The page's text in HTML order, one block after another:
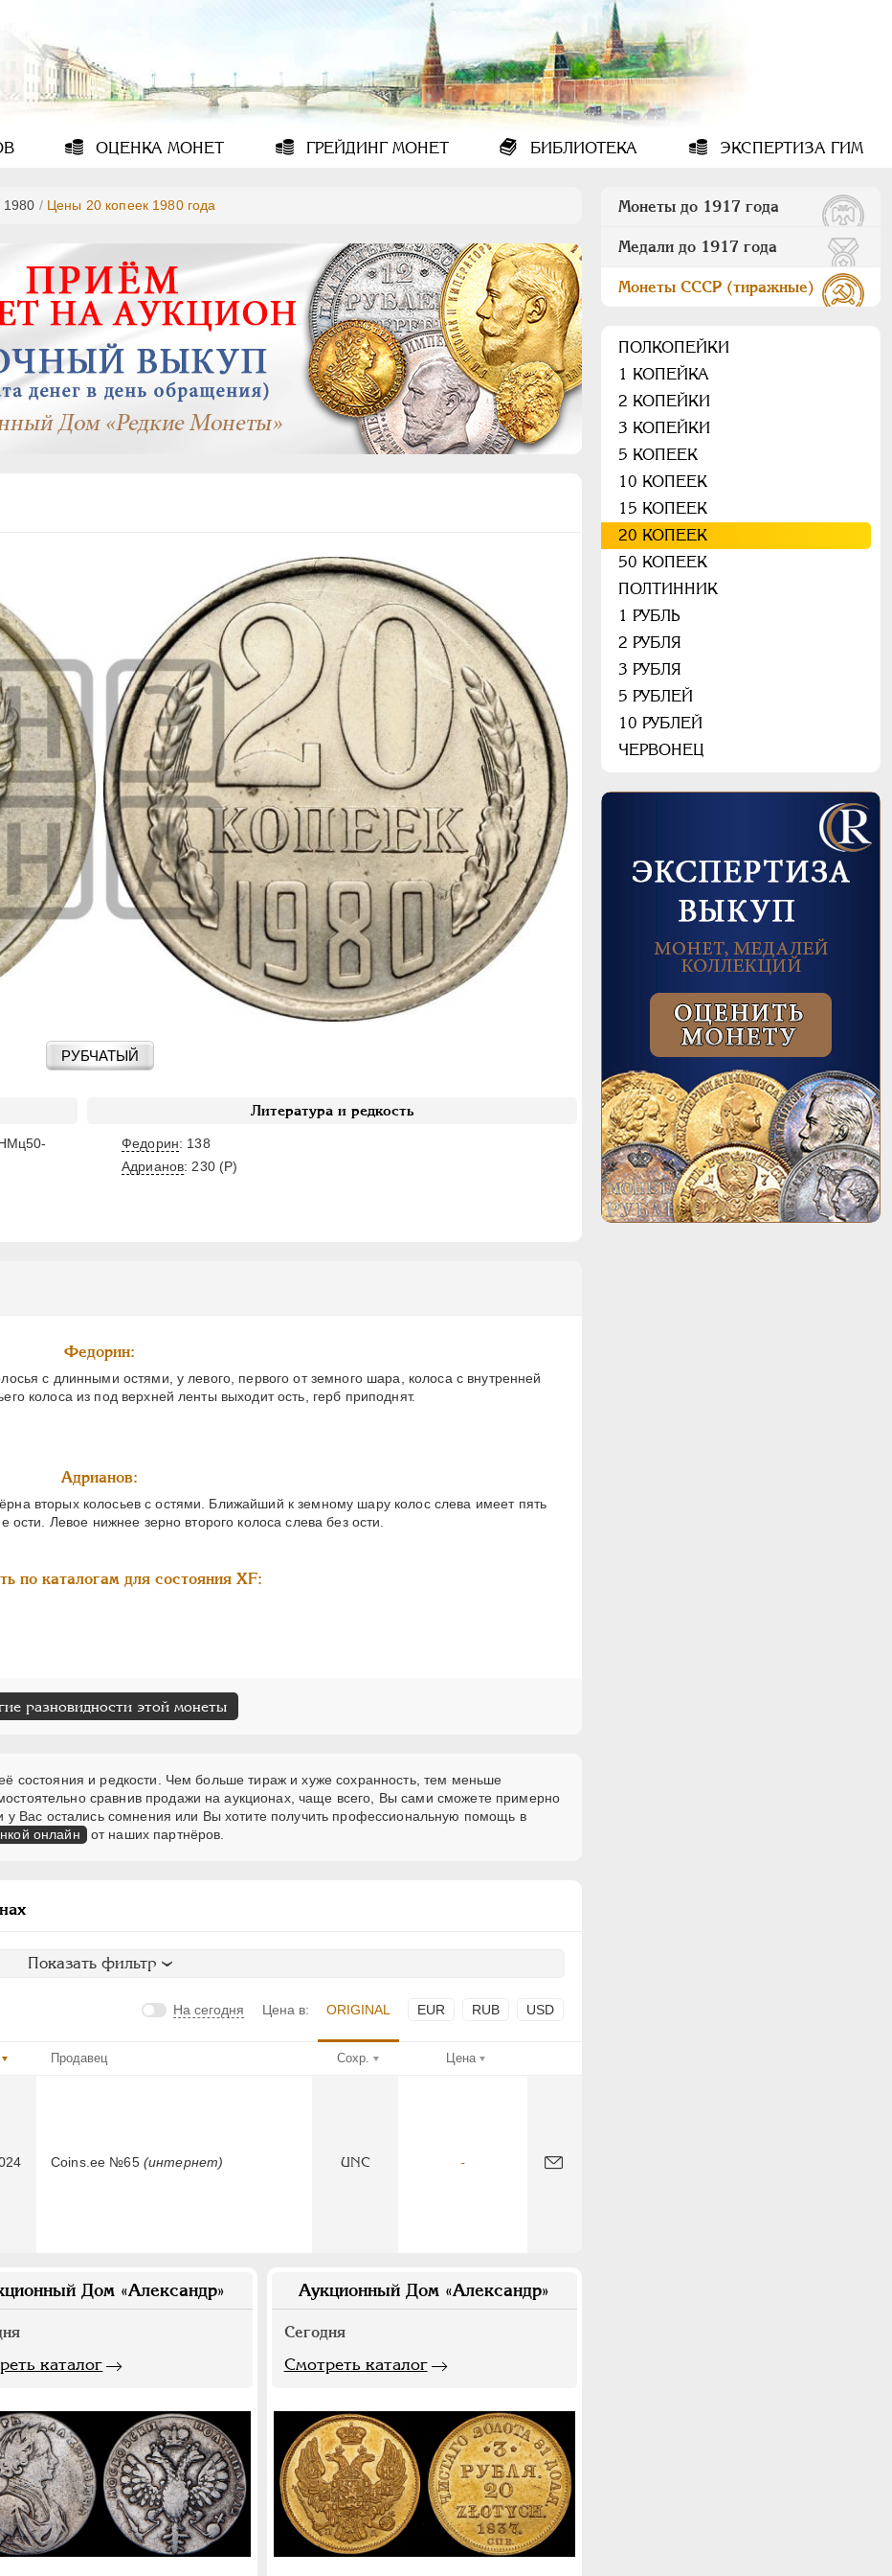
ОЦЕНКА МОНЕТ ГРЕЙДИНГМОНЕТ БИБЛИОТЕКА ЭКСПЕРТИЗА ГИМ
1980 / Цены 20 копеек 1980 года
РУБЧАТЫЙ
Литература и редкость
Федорин: 138
Адрианов: 230 (Р)
Федорин:
с длинными остями, у левого, первого от земного шара, колоса с внутренней
колоса из под верхней ленты выходит ость, герб приподнят.
Адрианов:
вторых колосьев с остями. Ближайший к земному шару колос слева имеет пять
Левое нижнее зерно второго колоса слева без ости.
по каталогам для состояния XF:
разновидности этой монеты
состояния и редкости. Чем больше тираж и хуже сохранность, тем меньше
сравнив продажи на аукционах, чаще всего, Вы сами сможете примерно
у Вас остались сомнения или Вы хотите получить профессиональную помощь в
онлайн от наших партнёров.
Показать фильтр
На сегодня Цена в: ORIGINAL EUR RUB USD
Продавец Сохр. Цена
Coins.ee №65 (интернет) UNC -
Дом «Александр»
каталог
Аукционный Дом «Александр»
Сегодня
Смотреть каталог
Монеты до 1917 года
Медали до 1917 года
Монеты СССР (тиражные)
ПОЛКОПЕЙКИ
1 КОПЕЙКА
2 КОПЕЙКИ
3 КОПЕЙКИ
5 КОПЕЕК
10 КОПЕЕК
15 КОПЕЕК
20 КОПЕЕК
50 КОПЕЕК
ПОЛТИННИК
1 РУБЛЬ
2 РУБЛЯ
3 РУБЛЯ
5 РУБЛЕЙ
10 РУБЛЕЙ
ЧЕРВОНЕЦ